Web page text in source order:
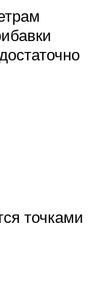
точками